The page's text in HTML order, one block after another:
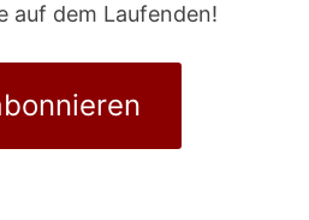
auf dem Laufenden!